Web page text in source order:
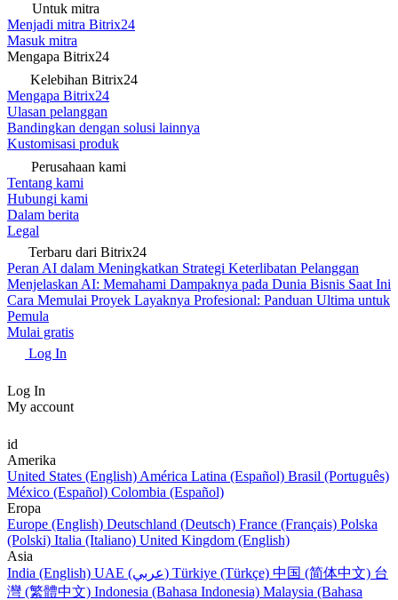
Untuk mitra
Menjadi mitra Bitrix24
Masuk mitra
Mengapa Bitrix24
Kelebihan Bitrix24
Mengapa Bitrix24
Ulasan pelanggan
Bandingkan dengan solusi lainnya
Kustomisasi produk
Perusahaan kami
Tentang kami
Hubungi kami
Dalam berita
Legal
Terbaru dari Bitrix24
Peran AI dalam Meningkatkan Strategi Keterlibatan Pelanggan
Menjelaskan AI: Memahami Dampaknya pada Dunia Bisnis Saat Ini
Cara Memulai Proyek Layaknya Profesional: Panduan Ultima untuk
Pemula
Mulai gratis
Log In
Log In
My account
id
Amerika
United States (English) América Latina (Español) Brasil (Português)
México (Español) Colombia (Español)
Eropa
Europe (English) Deutschland (Deutsch) France (Français) Polska
(Polski) Italia (Italiano) United Kingdom (English)
Asia
India (English)
UAE (عربي) Türkiye (Türkçe) 中国 (简体中文) 台
灣 (繁體中文) Indonesia (Bahasa Indonesia) Malaysia (Bahasa